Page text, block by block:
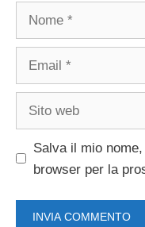
Salva il mio
browser per la